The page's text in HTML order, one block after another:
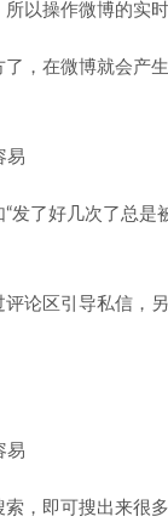
以操作微博的实
，在微博就会产
发了好几次了总是
论区引导私信，
，即可搜出来很